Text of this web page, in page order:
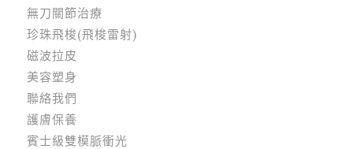
無刀關節治療
珍珠飛梭(飛梭雷射)
磁波拉皮
美容塑身
聯絡我們
護膚保養
賓士級雙模脈衝光